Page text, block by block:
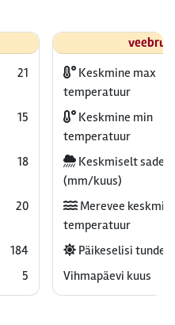
21
15
18
20
184
5
Keskmine max
temperatuur
Keskmine min
temperatuur
Keskmiselt
(mm/kuus)
Merevee
temperatuur
Päikeselisi tunde
Vihmapäevi kuus